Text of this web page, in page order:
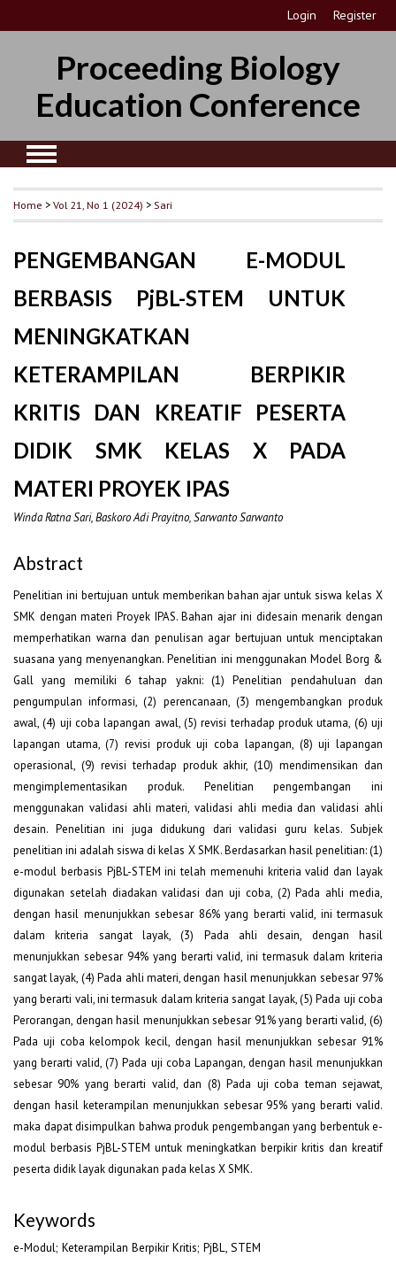
Login Register
Proceeding Biology
Education Conference
Home >Vol 21, No 1 (2024) > Sari
PENGEMBANGAN E-MODUL
BERBASIS PjBL-STEM UNTUK
MENINGKATKAN
KETERAMPILAN BERPIKIR
KRITIS DAN KREATIF PESERTA
DIDIK SMK KELAS X PADA
MATERI PROYEK IPAS
Winda Ratna Sari, Baskoro Adi Prayitno, Sarwanto Sarwanto
Abstract
Penelitian ini bertujuan untuk memberikan bahan ajar untuk siswa kelas X
SMK dengan materi Proyek IPAS. Bahan ajar ini didesain menarik dengan
memperhatikan warna dan penulisan agar bertujuan untuk menciptakan
suasana yang menyenangkan. Penelitian ini menggunakan Model Borg &
Gall yang memiliki 6 tahap yakni: (1) Penelitian pendahuluan dan
pengumpulan informasi, (2) perencanaan, (3) mengembangkan produk
awal, (4) uji coba lapangan awal, (5) revisi terhadap produk utama, (6) uji
lapangan utama, (7) revisi produk uji coba lapangan, (8) uji lapangan
operasional, (9) revisi terhadap produk akhir, (10) mendimensikan dan
mengimplementasikan produk. Penelitian pengembangan ini
menggunakan validasi ahli materi, validasi ahli media dan validasi ahli
desain. Penelitian ini juga didukung dari validasi guru kelas. Subjek
penelitian ini adalah siswa di kelas X SMK. Berdasarkan hasil penelitian: (1)
e-modul berbasis PjBL-STEM ini telah memenuhi kriteria valid dan layak
digunakan setelah diadakan validasi dan uji coba, (2) Pada ahli media,
dengan hasil menunjukkan sebesar 86% yang berarti valid, ini termasuk
dalam kriteria sangat layak, (3) Pada ahli desain, dengan hasil
menunjukkan sebesar 94% yang berarti valid, ini termasuk dalam kriteria
sangat layak, (4) Pada ahli materi, dengan hasil menunjukkan sebesar 97%
yang berarti vali, ini termasuk dalam kriteria sangat layak, (5) Pada uji coba
Perorangan, dengan hasil menunjukkan sebesar 91% yang berarti valid, (6)
Pada uji coba kelompok kecil, dengan hasil menunjukkan sebesar 91%
yang berarti valid, (7) Pada uji coba Lapangan, dengan hasil menunjukkan
sebesar 90% yang berarti valid, dan (8) Pada uji coba teman sejawat,
dengan hasil keterampilan menunjukkan sebesar 95% yang berarti valid.
maka dapat disimpulkan bahwa produk pengembangan yang berbentuk e-
modul berbasis PjBL-STEM untuk meningkatkan berpikir kritis dan kreatif
peserta didik layak digunakan pada kelas X SMK.
Keywords
e-Modul; Keterampilan Berpikir Kritis; PjBL, STEM